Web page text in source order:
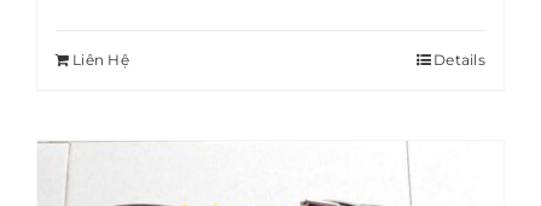
Liên Hệ Details